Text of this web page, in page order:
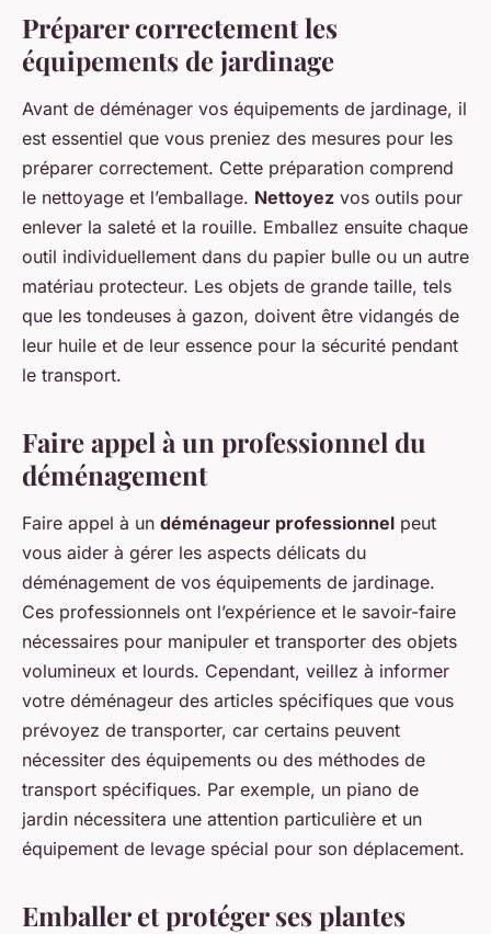
Préparer correctement les
équipements de jardinage
Avant de déménager vos équipements de jardinage, il
est essentiel que vous preniez des mesures pour les
préparer correctement. Cette préparation comprend
le nettoyage et l’emballage. Nettoyez vos outils pour
enlever la saleté et la rouille. Emballez ensuite chaque
outil individuellement dans du papier bulle ou un autre
matériau protecteur. Les objets de grande taille, tels
que les tondeuses à gazon, doivent être vidangés de
leur huile et de leur essence pour la sécurité pendant
le transport.
Faire appel à un professionnel du
déménagement
Faire appel à un déménageur professionnel peut
vous aider à gérer les aspects délicats du
déménagement de vos équipements de jardinage.
Ces professionnels ont l’expérience et le savoir-faire
nécessaires pour manipuler et transporter des objets
volumineux et lourds. Cependant, veillez à informer
votre déménageur des articles spécifiques que vous
prévoyez de transporter, car certains peuvent
nécessiter des équipements ou des méthodes de
transport spécifiques. Par exemple, un piano de
jardin nécessitera une attention particulière et un
équipement de levage spécial pour son déplacement.
Emballer et protéger ses plantes